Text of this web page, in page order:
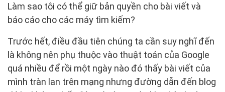
Làm sao tôi có thể giữ bản quyền cho bài viết và
báo cáo cho các máy tìm kiếm?
Trước hết, điều đầu tiên chúng ta cần suy nghĩ đến
là không nên phụ thuộc vào thuật toán của Google
quá nhiều để rồi một ngày nào đó thấy bài viết của
mình tràn lan trên mạng nhưng đường dẫn đến blog